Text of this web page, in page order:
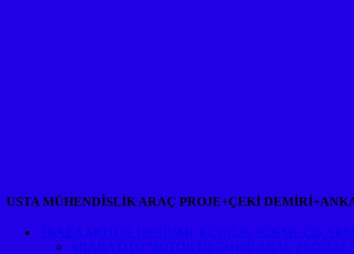
USTA MÜHENDİSLİK ARAÇ PROJE+ÇEKİ
ARABA MOTOR DEGİŞİMİ ,KOLTUK SÖKME
ARABA OTO MOTOR DEGİŞİMİ ARAÇ PROJESİ